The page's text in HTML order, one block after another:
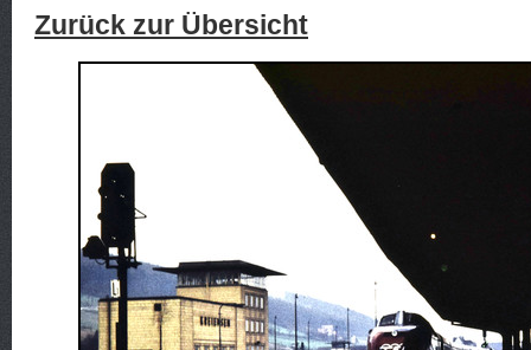
Zurück zur Übersicht